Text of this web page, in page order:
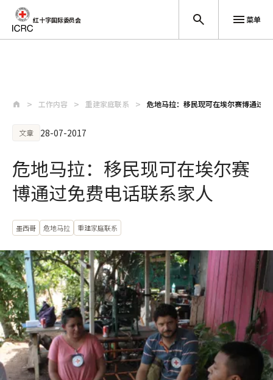
红十字国际委员会 菜单
工作内容 重建家庭联系 危地马拉：移民现可在埃尔赛博通过
文章 28-07-2017
危地马拉：移民现可在埃尔赛
博通过免费电话联系家人
墨西哥 危地马拉 重建家庭联系